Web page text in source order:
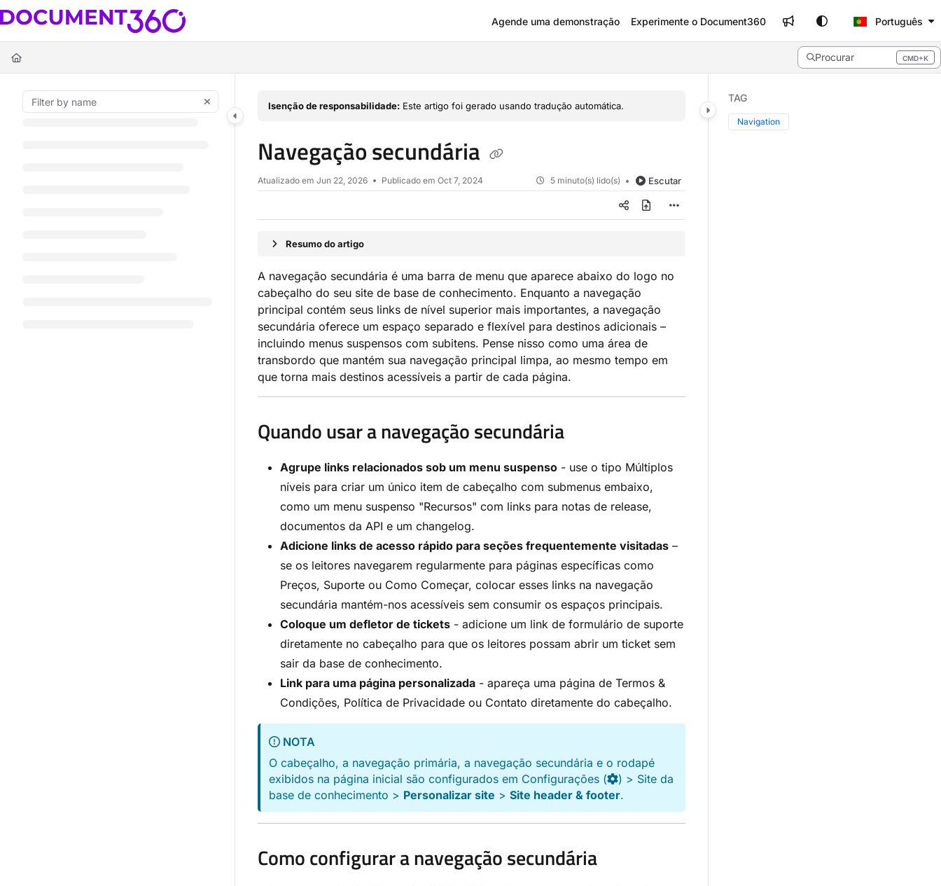
Documentation Index
Fetch the complete documentation index at:
Use this file to discover all available pages before exploring further.
Agende uma demonstração Experimente o Document360 Português
Procurar CMD+K
Press CMD+K to open search
Isenção de responsabilidade: Este artigo foi gerado usando tradução automática.
Navegação secundária
Atualizado em Jun 22, 2026 Publicado em Oct 7, 2024 5 minuto(s) lido(s) Escutar
Resumo do artigo
A navegação secundária é uma barra de menu que aparece abaixo do logo no
cabeçalho do seu site de base de conhecimento. Enquanto a navegação
principal contém seus links de nível superior mais importantes, a navegação
secundária oferece um espaço separado e flexível para destinos adicionais –
incluindo menus suspensos com subitens. Pense nisso como uma área de
transbordo que mantém sua navegação principal limpa, ao mesmo tempo em
que torna mais destinos acessíveis a partir de cada página.
Quando usar a navegação secundária
Agrupe links relacionados sob um menu suspenso - use o tipo Múltiplos
níveis para criar um único item de cabeçalho com submenus embaixo,
como um menu suspenso "Recursos" com links para notas de release,
documentos da API e um changelog.
Adicione links de acesso rápido para seções frequentemente visitadas –
se os leitores navegarem regularmente para páginas específicas como
Preços, Suporte ou Como Começar, colocar esses links na navegação
secundária mantém-nos acessíveis sem consumir os espaços principais.
Coloque um defletor de tickets - adicione um link de formulário de suporte
diretamente no cabeçalho para que os leitores possam abrir um ticket sem
sair da base de conhecimento.
Link para uma página personalizada - apareça uma página de Termos &
Condições, Política de Privacidade ou Contato diretamente do cabeçalho.
NOTA
O cabeçalho, a navegação primária, a navegação secundária e o rodapé
exibidos na página inicial são configurados em Configurações ( ) > Site da
base de conhecimento > Personalizar site > Site header & footer.
Como configurar a navegação secundária
TAG
Navigation